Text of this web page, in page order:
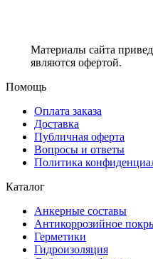
Материалы сайта
являются офертой.
Помощь
Оплата заказа
Доставка
Публичная оферта
Вопросы и ответы
Политика
Каталог
Анкерные составы
Антикоррозийное
Герметики
Гидроизоляция